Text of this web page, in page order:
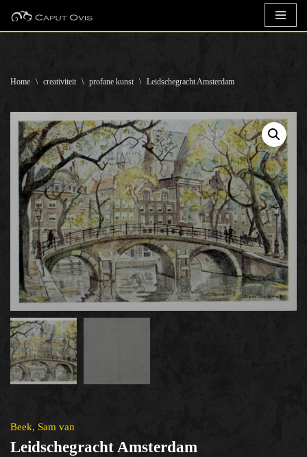
inhoud
Home \ creativiteit \ profane kunst \ Leidschegracht Amsterdam
Beek, Sam van
Leidschegracht Amsterdam